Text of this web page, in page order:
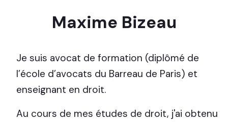
Maxime Bizeau
Je suis avocat de formation (diplômé de
l’école d’avocats du Barreau de Paris) et
enseignant en droit.
Au cours de mes études de droit, j'ai obtenu